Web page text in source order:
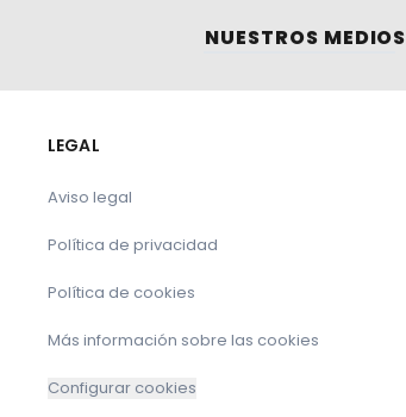
NUESTROS MEDIOS
LEGAL
Aviso legal
Política de privacidad
Política de cookies
Más información sobre las cookies
Configurar cookies